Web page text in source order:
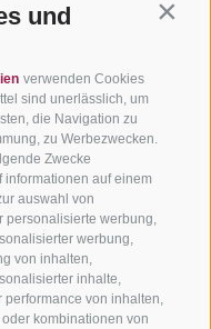
und
verwenden Cookies
sind unerlässlich, um
die Navigation zu
zu Werbezwecken.
Zwecke
informationen auf einem
auswahl von
personalisierte werbung,
werbung,
von inhalten,
inhalte,
performance von inhalten,
kombinationen von